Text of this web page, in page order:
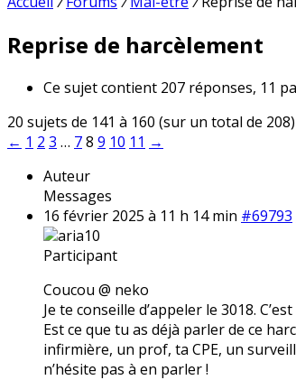
Reprise de harcèlement
Ce sujet contient 207 réponses, 11
20 sujets de 141 à 160 (sur un total de 208)
← 1 2 3 … 78 9 10 11 →
Auteur
Messages
16 février 2025 à 11 h 14 min #69793
aria10
Participant
Coucou @ neko
Je te conseille d’appeler le 3018.
Est ce que tu as déjà parler de ce
infirmière, un prof, ta CPE, un
n’hésite pas à en parler !